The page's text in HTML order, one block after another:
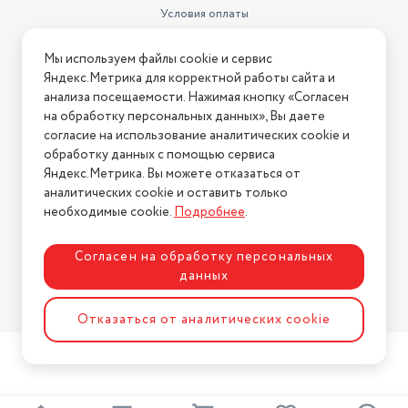
Условия оплаты
Условия возврата
Нашли ошибку на сайте? Напишите нам
2026 © Интернет-магазин "АстМаркет". У нас есть всё!
Политика конфиденциальности
Разработка сайтаASTDESIGN
Мы используем файлы cookie и сервис
Яндекс.Метрика для корректной работы сайта и
анализа посещаемости. Нажимая кнопку «Согласен
на обработку персональных данных», Вы даете
согласие на использование аналитических cookie и
обработку данных с помощью сервиса
Яндекс.Метрика. Вы можете отказаться от
аналитических cookie и оставить только
необходимые cookie.Подробнее.
Согласен на обработку персональных
данных
Отказаться от аналитических cookie